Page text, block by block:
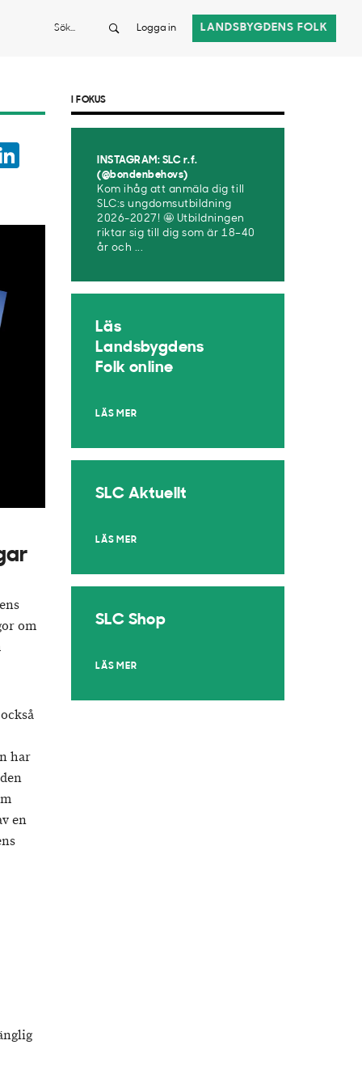
Sök Logga in LANDSBYGDENS FOLK
om
har
en
I FOKUS
INSTAGRAM: SLC r.f.
(@bondenbehovs)
Kom ihåg att anmäla dig till
SLC:s ungdomsutbildning
2026-2027! 🤩 Utbildningen
riktar sig till dig som är 18–40
år och ...
Läs
Landsbygdens
Folk online
LÄS MER
SLC Aktuellt
LÄS MER
SLC Shop
LÄS MER